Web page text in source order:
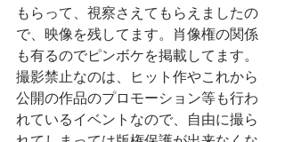
もらって、視察さえてもらえましたの
で、映像を残してます。肖像権の関係
も有るのでピンボケを掲載してます。
撮影禁止なのは、ヒット作やこれから
公開の作品のプロモーション等も行わ
れているイベントなので、自由に撮ら